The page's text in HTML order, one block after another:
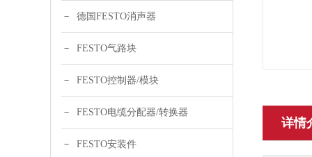
德国FESTO消声器
FESTO气路块
FESTO控制器/模块
FESTO电缆分配器/转换器
FESTO安装件
详情